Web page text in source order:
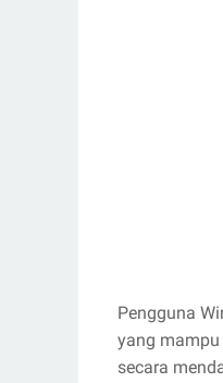
Pengguna
yang
secara